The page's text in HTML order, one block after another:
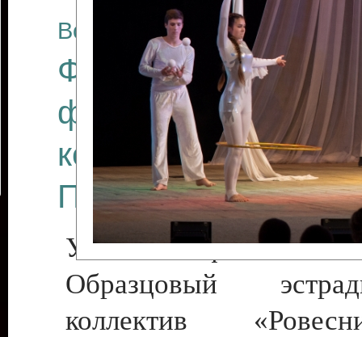
Все отчеты
Финал
фестиваля
коллективов
Приднестровского
Участники фестиваля:
Образцовый
коллектив